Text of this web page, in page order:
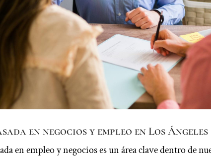
en negocios y empleo en Los Ángeles
en empleo y negocios es un área clave dentro de